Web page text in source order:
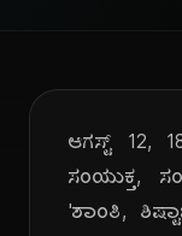
ಆಗಸ್ಟ್ 12,
ಸಂಯುಕ್ತ,
'ಶಾಂತಿ,